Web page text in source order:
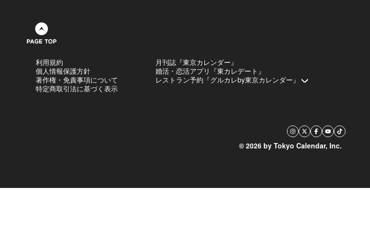
利用規約
個人情報保護方針
著作権・免責事項について
特定商取引法に基づく表示
月刊誌『東京カレンダー』
婚活・恋活アプリ『東カレデート』
レストラン予約『グルカレby東京カレンダー』
© 2026 by Tokyo Calendar, Inc.